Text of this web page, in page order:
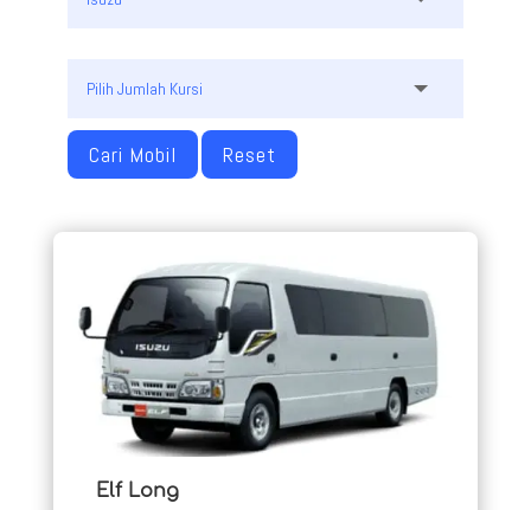
Cari Mobil Reset
Elf Long